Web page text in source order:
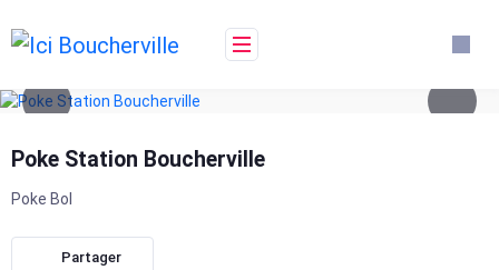
to
content
Poke Station Boucherville
Poke Bol
Partager